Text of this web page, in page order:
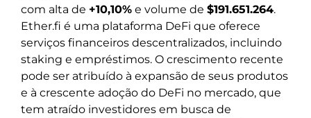
com alta de +10,10% e volume de $191.651.264.
Ether.fi é uma plataforma DeFi que oferece
serviços financeiros descentralizados, incluindo
staking e empréstimos. O crescimento recente
pode ser atribuído à expansão de seus produtos
e à crescente adoção do DeFi no mercado, que
tem atraído investidores em busca de